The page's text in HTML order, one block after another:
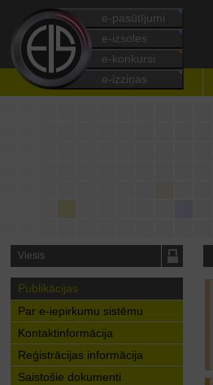
e-pasūtījumi
e-izsoles
e-konkursi
e-izziņas
Viesis
Publikācijas
Par e-iepirkumu sistēmu
Kontaktinformācija
Reģistrācijas informācija
Saistošie dokumenti